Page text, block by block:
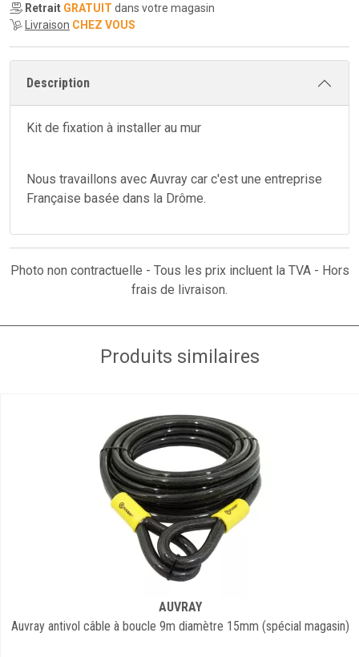
Retrait GRATUIT dans votre magasin
Livraison CHEZ VOUS
Description
Kit de fixation à installer au mur
Nous travaillons avec Auvray car c'est une entreprise
Française basée dans la Drôme.
Photo non contractuelle - Tous les prix incluent la TVA - Hors
frais de livraison.
Produits similaires
AUVRAY
Auvray antivol câble à boucle 9m diamètre 15mm (spécial magasin)